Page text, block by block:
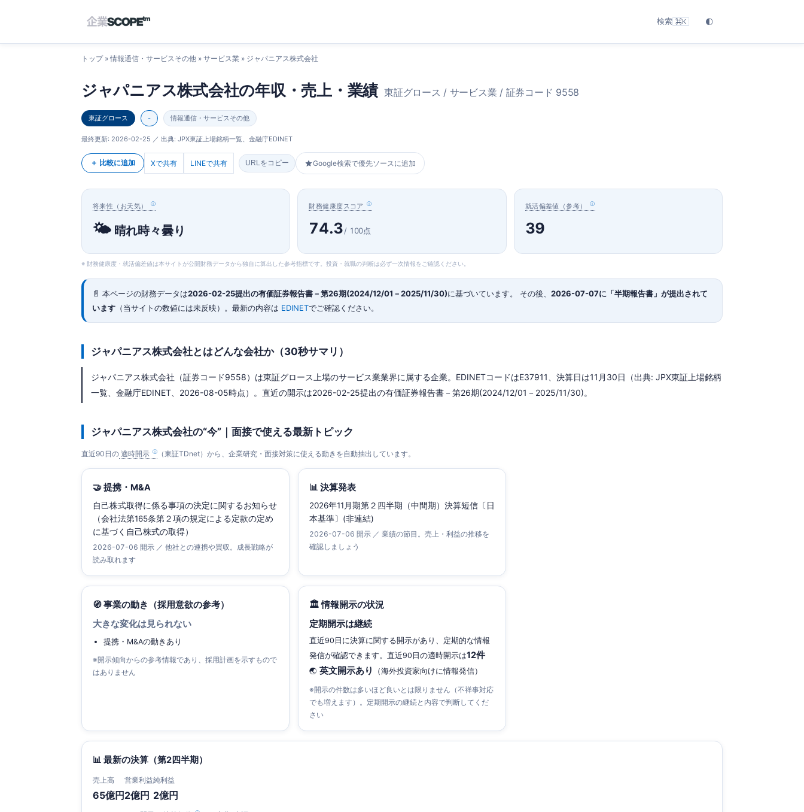
検索 ⌘K 🌓
トップ» 情報通信・サービスその他 » サービス業 » ジャパニアス株式会社
ジャパニアス株式会社の年収・売上・業績 東証グロース / サービス業 / 証券コード 9558
東証グロース - 情報通信・サービスその他
最終更新: 2026-02-25 ／ 出典: JPX東証上場銘柄一覧、金融庁EDINET
＋ 比較に追加 Xで共有 LINEで共有 URLをコピー Google検索で優先ソースに追加
将来性（お天気）
🌤️晴れ時々曇り
財務健康度スコア
74.3/ 100点
就活偏差値（参考）
39
※ 財務健康度・就活偏差値は本サイトが公開財務データから独自に算出した参考指標です。投資・就職の判断は必ず一次情報をご確認ください。
📄 本ページの財務データは2026-02-25提出の有価証券報告書－第26期(2024/12/01－2025/11/30)に基づいています。 その後、 2026-07-07に「半期報告書」が提出されて
います （当サイトの数値には未反映）。最新の内容は EDINETでご確認ください。
ジャパニアス株式会社とはどんな会社か（30秒サマリ）
ジャパニアス株式会社（証券コード9558）は東証グロース上場のサービス業業界に属する企業。EDINETコードはE37911、決算日は11月30日（出典: JPX東証上場銘柄
一覧、金融庁EDINET、2026-08-05時点）。直近の開示は2026-02-25提出の有価証券報告書－第26期(2024/12/01－2025/11/30)。
ジャパニアス株式会社の“今”｜面接で使える最新トピック
直近90日の 適時開示 （東証TDnet）から、企業研究・面接対策に使える動きを自動抽出しています。
🤝 提携・M&A
自己株式取得に係る事項の決定に関するお知らせ
（会社法第165条第２項の規定による定款の定め
に基づく自己株式の取得）
2026-07-06 開示 ／ 他社との連携や買収。成長戦略が
読み取れます
📊 決算発表
2026年11月期第２四半期（中間期）決算短信〔日
本基準〕(非連結)
2026-07-06 開示 ／ 業績の節目。売上・利益の推移を
確認しましょう
🧭 事業の動き（採用意欲の参考）
大きな変化は見られない
提携・M&Aの動きあり
※開示傾向からの参考情報であり、採用計画を示すもので
はありません
🏛 情報開示の状況
定期開示は継続
直近90日に決算に関する開示があり、定期的な情報
発信が確認できます。直近90日の適時開示は12件
🌏 英文開示あり （海外投資家向けに情報発信）
※開示の件数は多いほど良いとは限りません（不祥事対応
でも増えます）。定期開示の継続と内容で判断してくだ
さい
📊 最新の決算（第2四半期）
売上高
65億円
営業利益
2億円
純利益
2億円